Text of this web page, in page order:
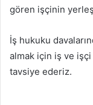
gören işçinin
İş hukuku
almak için iş ve işçi
tavsiye ederiz.